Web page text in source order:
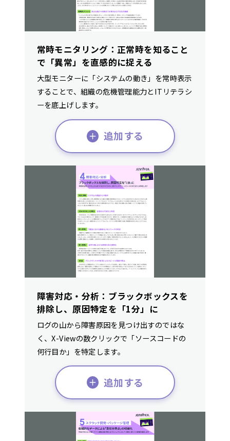
常時モニタリング：正常時を知ること
で「異常」を直感的に捉える
大型モニターに「システムの動き」を常時表示
することで、組織の危機管理能力とITリテラシ
ーを底上げします。
追加する
障害対応・分析：ブラックボックスを
排除し、原因特定を「1分」に
ログの山から障害原因を見つけ出すのではな
く、X-Viewの数クリックで「ソースコードの
何行目か」を特定します。
追加する